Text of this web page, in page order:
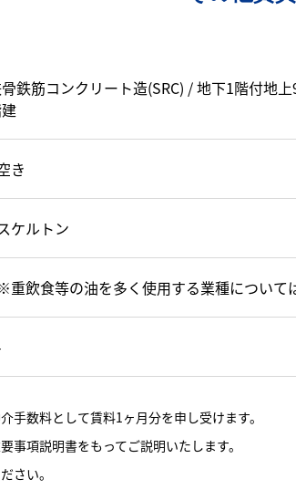
鉄筋コンクリート造(SRC) / 地下1階付地上
き
ケルトン
重飲食等の油を多く使用する業種について
手数料として賃料1ヶ月分を申し受けます。
事項説明書をもってご説明いたします。
さい。